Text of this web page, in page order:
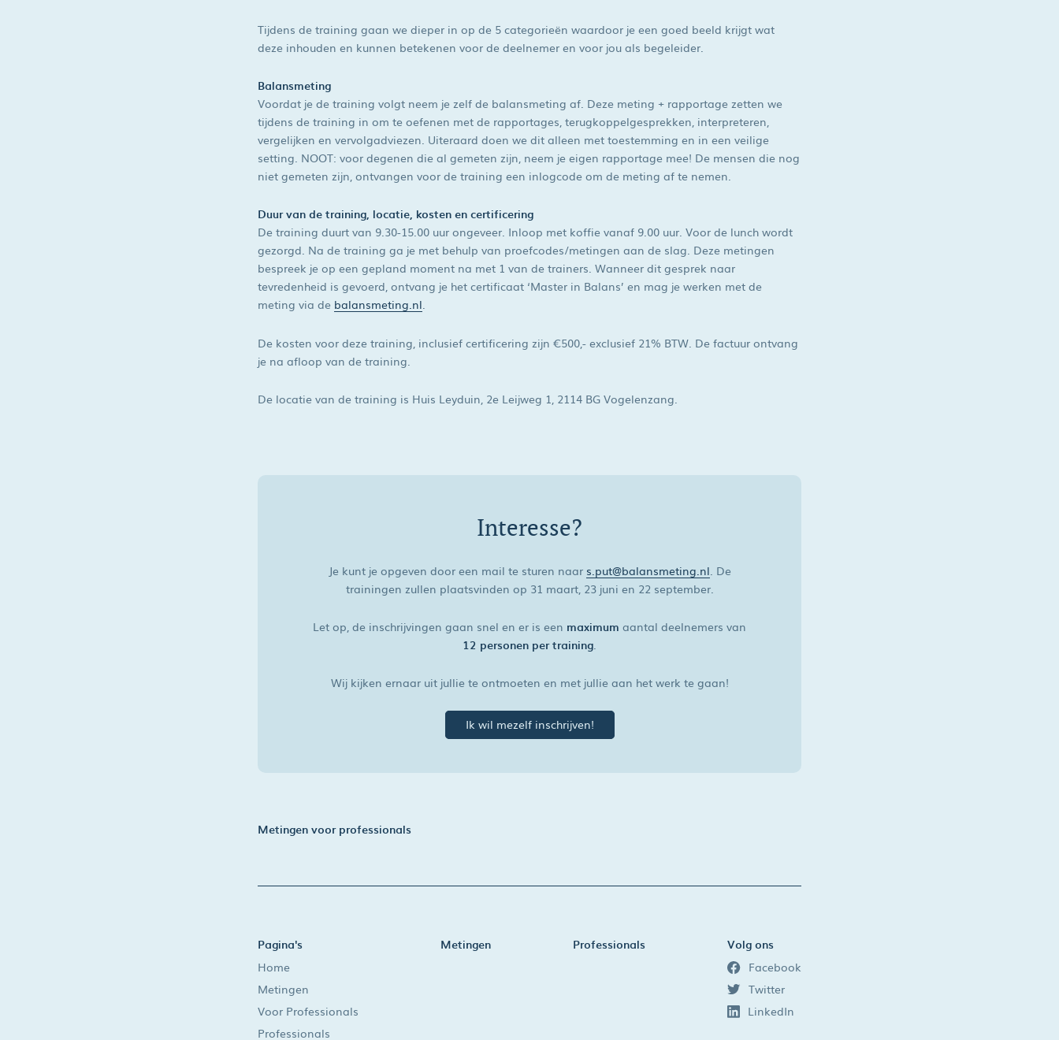
Tijdens de training gaan we dieper in op de 5 categorieën waardoor je een goed beeld krijgt wat
deze inhouden en kunnen betekenen voor de deelnemer en voor jou als begeleider.
Balansmeting
Voordat je de training volgt neem je zelf de balansmeting af. Deze meting + rapportage zetten we
tijdens de training in om te oefenen met de rapportages, terugkoppelgesprekken, interpreteren,
vergelijken en vervolgadviezen. Uiteraard doen we dit alleen met toestemming en in een veilige
setting. NOOT: voor degenen die al gemeten zijn, neem je eigen rapportage mee! De mensen die nog
niet gemeten zijn, ontvangen voor de training een inlogcode om de meting af te nemen.
Duur van de training, locatie, kosten en certificering
De training duurt van 9.30-15.00 uur ongeveer. Inloop met koffie vanaf 9.00 uur. Voor de lunch wordt
gezorgd. Na de training ga je met behulp van proefcodes/metingen aan de slag. Deze metingen
bespreek je op een gepland moment na met 1 van de trainers. Wanneer dit gesprek naar
tevredenheid is gevoerd, ontvang je het certificaat ‘Master in Balans’ en mag je werken met de
meting via de balansmeting.nl.
De kosten voor deze training, inclusief certificering zijn €500,- exclusief 21% BTW. De factuur ontvang
je na afloop van de training.
De locatie van de training is Huis Leyduin, 2e Leijweg 1, 2114 BG Vogelenzang.
Interesse?
Je kunt je opgeven door een mail te sturen naar s.put@balansmeting.nl . De
trainingen zullen plaatsvinden op 31 maart, 23 juni en 22 september.
Let op, de inschrijvingen gaan snel en er is een maximum aantal deelnemers van
12 personen per training.
Wij kijken ernaar uit jullie te ontmoeten en met jullie aan het werk te gaan!
Ik wil mezelf inschrijven!
Metingen voor professionals
Pagina's
Home
Metingen
Voor Professionals
Professionals
Metingen Professionals Volg ons
Facebook
Twitter
LinkedIn